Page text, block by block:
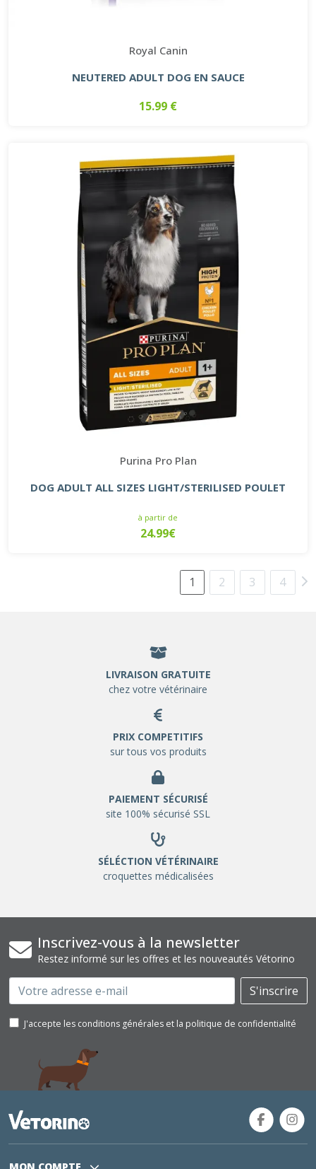
Royal Canin
NEUTERED ADULT DOG EN SAUCE
15.99 €
Purina Pro Plan
DOG ADULT ALL SIZES LIGHT/STERILISED POULET
à partir de
24.99€
1 2 3 4
LIVRAISON GRATUITE
chez votre vétérinaire
PRIX COMPETITIFS
sur tous vos produits
PAIEMENT SÉCURISÉ
site 100% sécurisé SSL
SÉLÉCTION VÉTÉRINAIRE
croquettes médicalisées
Inscrivez-vous à la newsletter
Restez informé sur les offres et les nouveautés Vétorino
Email S'inscrire
J'accepte les conditions générales et la politique de confidentialité